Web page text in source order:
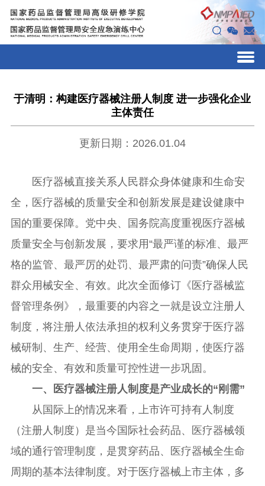
于清明：构建医疗器械注册人制度 进一步强化企业
主体责任
更新日期：2026.01.04
医疗器械直接关系人民群众身体健康和生命安
全，医疗器械的质量安全和创新发展是建设健康中
国的重要保障。党中央、国务院高度重视医疗器械
质量安全与创新发展，要求用“最严谨的标准、最严
格的监管、最严厉的处罚、最严肃的问责”确保人民
群众用械安全、有效。此次全面修订《医疗器械监
督管理条例》，最重要的内容之一就是设立注册人
制度，将注册人依法承担的权利义务贯穿于医疗器
械研制、生产、经营、使用全生命周期，使医疗器
械的安全、有效和质量可控性进一步巩固。
一、医疗器械注册人制度是产业成长的“刚需”
从国际上的情况来看，上市许可持有人制度
（注册人制度）是当今国际社会药品、医疗器械领
域的通行管理制度，是贯穿药品、医疗器械全生命
周期的基本法律制度。对于医疗器械上市主体，多